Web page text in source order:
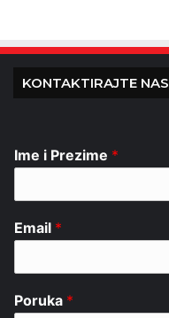
KONTAKTIRAJTE NAS
Ime i Prezime *
Email *
Poruka *